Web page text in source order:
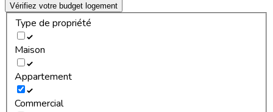
Vérifiez votre budget logement
Type de propriété
Maison
Appartement
Commercial